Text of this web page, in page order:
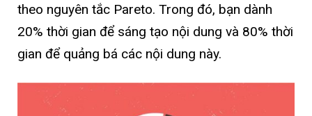
theo nguyên tắc Pareto. Trong đó, bạn dành
20% thời gian để sáng tạo nội dung và 80% thời
gian để quảng bá các nội dung này.